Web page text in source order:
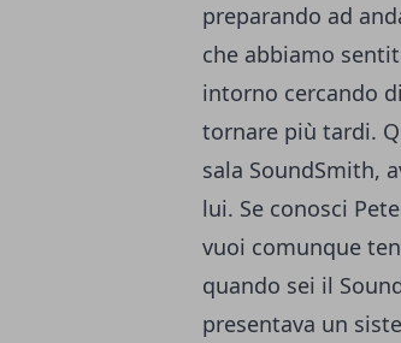
preparando ad
che abbiamo
intorno cercando
tornare più tardi.
sala SoundSmith,
lui. Se conosci
vuoi comunque
quando sei il
presentava un